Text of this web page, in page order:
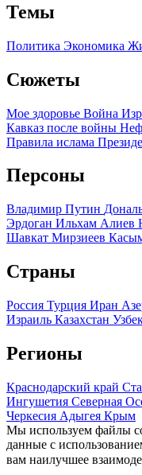
Темы
Политика Экономика
Сюжеты
Мое здоровье Война
Кавказ после войны
Правила ислама
Персоны
Владимир Путин
Эрдоган Ильхам Алиев
Шавкат Мирзиеев
Страны
Россия Турция Иран
Израиль Казахстан
Регионы
Краснодарский край
Ингушетия Северная
Черкесия Адыгея Крым
Мы используем файлы
данные с
вам наилучшее